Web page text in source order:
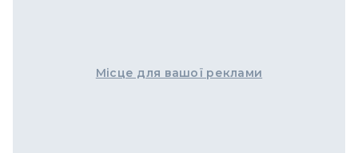
Місце для вашої реклами